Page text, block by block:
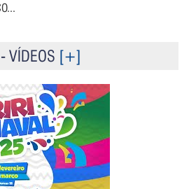
VÍDEOS [+]